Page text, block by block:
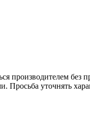
производителем без
Просьба уточнять